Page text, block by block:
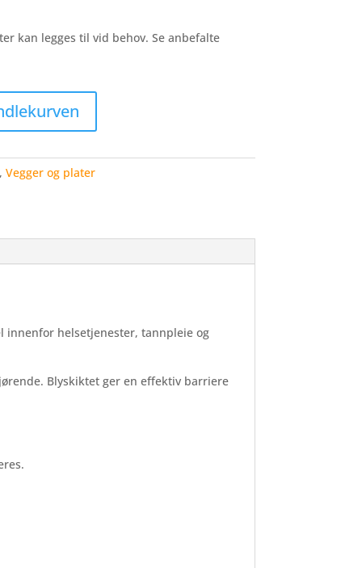
kan legges til vid behov. Se anbefalte
Vegger og plater
innenfor helsetjenester, tannpleie og
Blyskiktet ger en effektiv barriere